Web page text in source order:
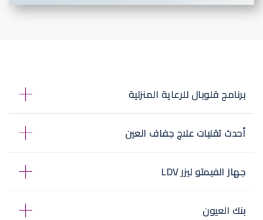
برنامج قلوبال للرعاية المنزلية
أحدث تقنيات علاج جفاف العين
جهاز الفيمتو ليزر LDV
بنك العيون